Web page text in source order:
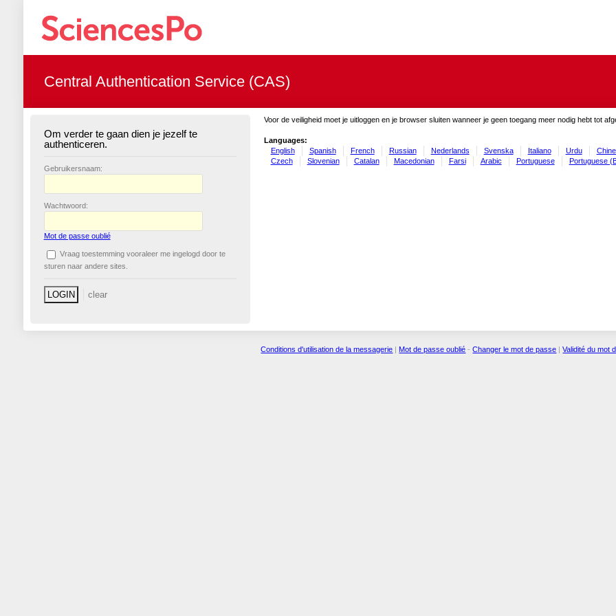
Central Authentication Service (CAS)
Om verder te gaan dien je jezelf te
authenticeren.
Gebruikersnaam:
Wachtwoord:
Mot de passe oublié
Vraag toestemming vooraleer me ingelogd door te
sturen naar andere sites.
Voor de veiligheid moet je uitloggen en je browser sluiten wanneer je geen toegang meer nodig hebt tot
Languages:
English
Spanish French Russian Nederlands Svenska Italiano Urdu
Czech
Slovenian Catalan Macedonian Farsi Arabic Portuguese Portuguese
Conditions d'utilisation de la messagerie | Mot de passe oublié -Changer le mot de passe |Validité du mot